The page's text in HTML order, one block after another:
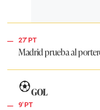
27' PT
Madrid prueba al
GOL
9' PT